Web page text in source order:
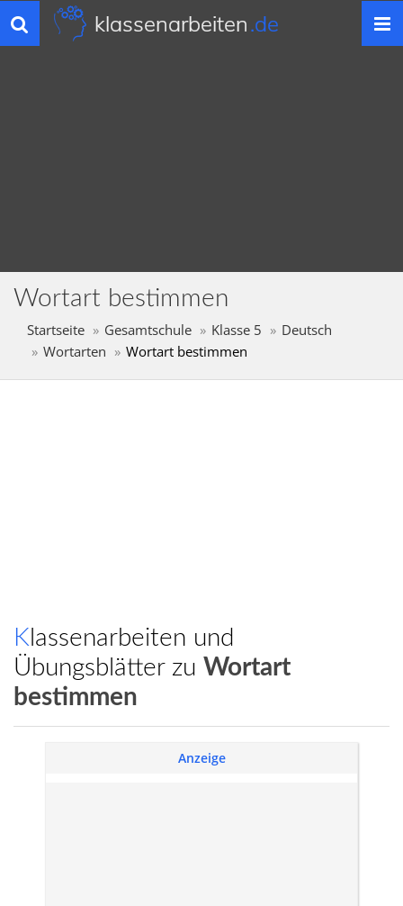
Toggle
navigation
klassenarbeiten.de
Wortart bestimmen
Startseite Gesamtschule Klasse 5
Deutsch
Wortarten
Wortart bestimmen
Klassenarbeiten und
Übungsblätter zu Wortart
bestimmen
Anzeige